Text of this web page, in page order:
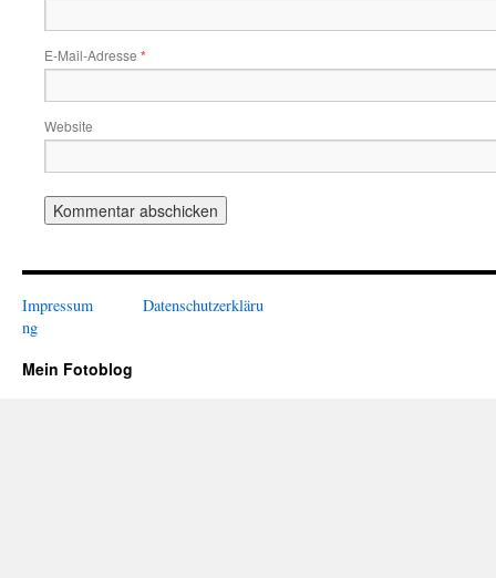
E-Mail-Adresse *
Website
Impressum
Datenschutzerkläru
ng
Mein Fotoblog